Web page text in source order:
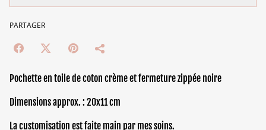
PARTAGER
Pochette en toile de coton crème et fermeture zippée noire
Dimensions approx. : 20x11 cm
La customisation est faite main par mes soins.